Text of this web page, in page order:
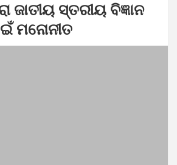
ଜାତୀୟ ସ୍ତରୀୟ ବିଜ୍ଞାନ
ମନୋନୀତ